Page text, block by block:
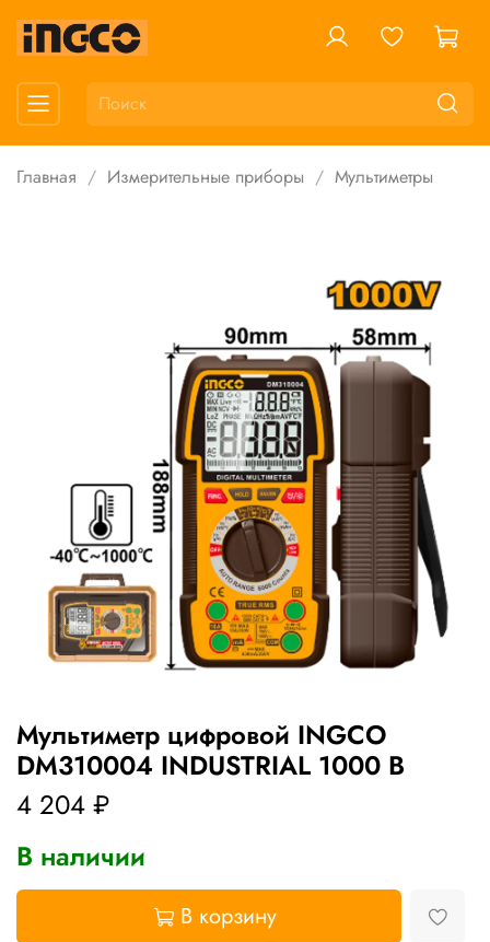
Главная Измерительные приборы Мультиметры
Мультиметр цифровой INGCO
DM310004 INDUSTRIAL 1000 В
4 204 ₽
В наличии
В корзину